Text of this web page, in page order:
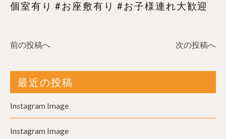
個室有り #お座敷有り #お子様連れ大歓迎
前の投稿へ 次の投稿へ
最近の投稿
Instagram Image
Instagram Image